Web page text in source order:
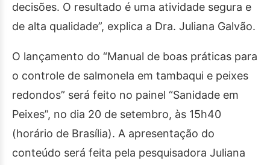
decisões. O resultado é uma atividade segura e
de alta qualidade”, explica a Dra. Juliana Galvão.
O lançamento do “Manual de boas práticas para
o controle de salmonela em tambaqui e peixes
redondos” será feito no painel “Sanidade em
Peixes”, no dia 20 de setembro, às 15h40
(horário de Brasília). A apresentação do
conteúdo será feita pela pesquisadora Juliana